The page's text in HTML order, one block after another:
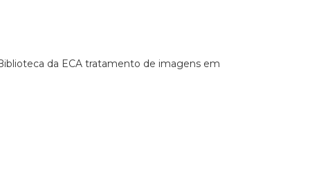
da ECA tratamento de imagens em